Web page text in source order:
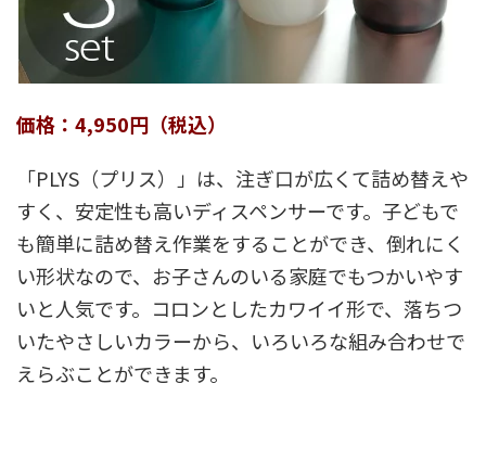
価格：4,950円（税込）
「PLYS（プリス）」は、注ぎ口が広くて詰め替えや
すく、安定性も高いディスペンサーです。子どもで
も簡単に詰め替え作業をすることができ、倒れにく
い形状なので、お子さんのいる家庭でもつかいやす
いと人気です。コロンとしたカワイイ形で、落ちつ
いたやさしいカラーから、いろいろな組み合わせで
えらぶことができます。